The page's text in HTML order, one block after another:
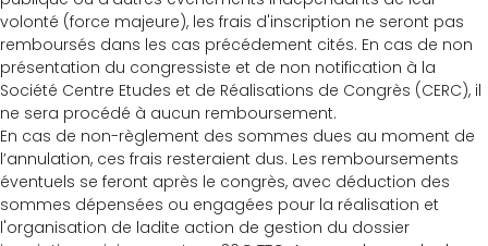
volonté (force majeure), les frais d'inscription ne seront pas
remboursés dans les cas précédement cités. En cas de non
présentation du congressiste et de non notification à la
Société Centre Etudes et de Réalisations de Congrès (CERC), il
ne sera procédé à aucun remboursement.
En cas de non-règlement des sommes dues au moment de
l’annulation, ces frais resteraient dus. Les remboursements
éventuels se feront après le congrès, avec déduction des
sommes dépensées ou engagées pour la réalisation et
l'organisation de ladite action de gestion du dossier